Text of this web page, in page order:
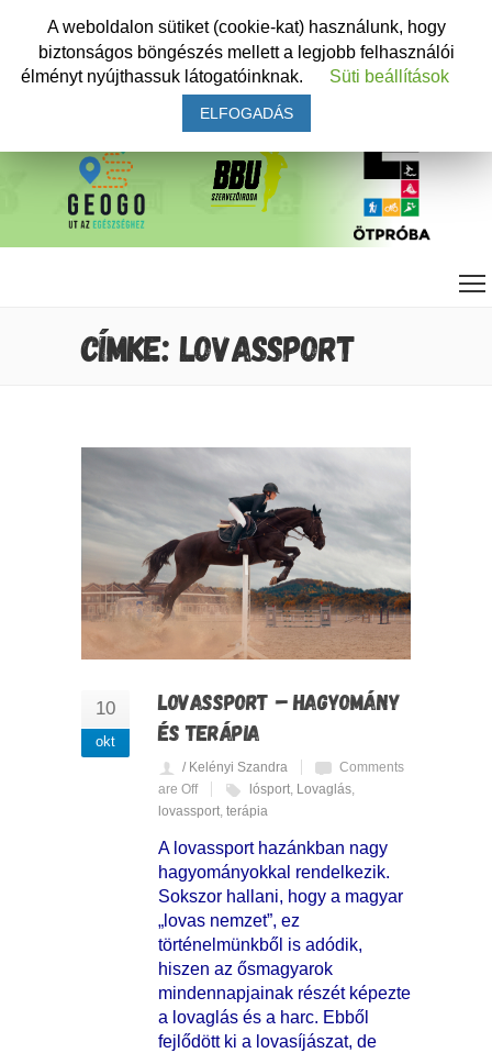
CÍMKE: LOVASSPORT
10
okt
LOVASSPORT – HAGYOMÁNY
ÉS TERÁPIA
/ Kelényi Szandra
Comments
are Off
lósport, Lovaglás,
lovassport, terápia
A lovassport hazánkban nagy
hagyományokkal rendelkezik.
Sokszor hallani, hogy a magyar
„lovas nemzet”, ez
történelmünkből is adódik,
hiszen az ősmagyarok
mindennapjainak részét képezte
a lovaglás és a harc. Ebből
fejlődött ki a lovasíjászat, de
A weboldalon sütiket (cookie-kat) használunk, hogy
biztonságos böngészés mellett a legjobb felhasználói
élményt nyújthassuk látogatóinknak.
Süti beállítások
ELFOGADÁS